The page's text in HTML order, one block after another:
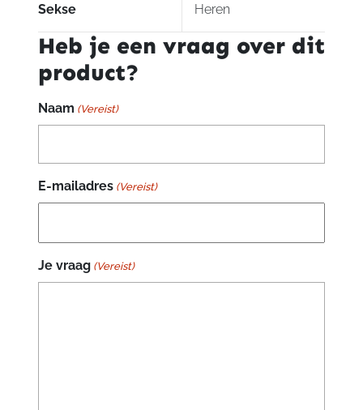
Sekse Heren
Heb je een vraag over dit
product?
Naam (Vereist)
E-mailadres (Vereist)
Je vraag (Vereist)